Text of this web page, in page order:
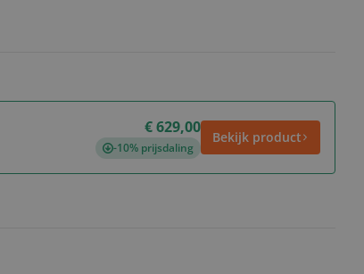
€ 629,00
-10% prijsdaling
Bekijk product